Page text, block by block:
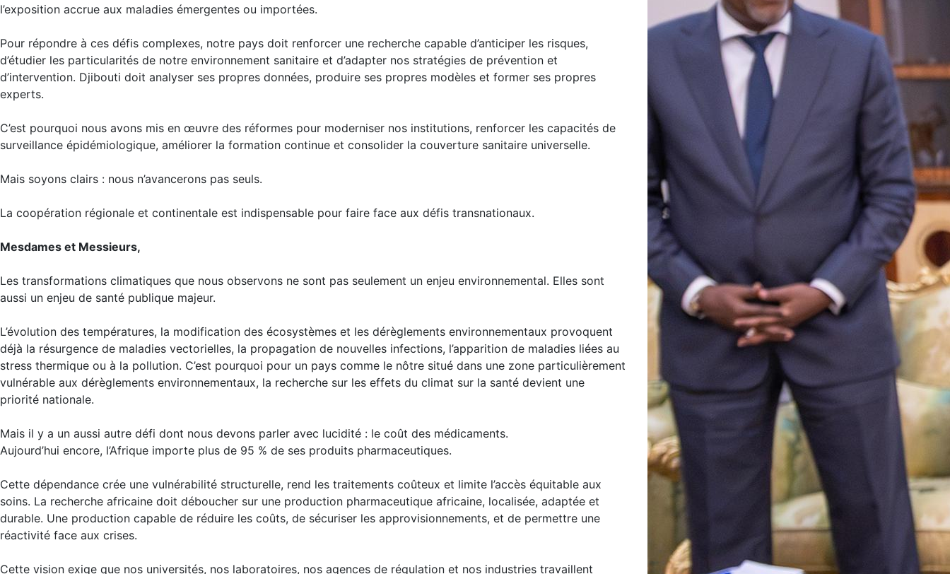
l’exposition accrue aux maladies émergentes ou importées.
Pour répondre à ces défis complexes, notre pays doit renforcer une recherche capable d’anticiper les risques,
d’étudier les particularités de notre environnement sanitaire et d’adapter nos stratégies de prévention et
d’intervention. Djibouti doit analyser ses propres données, produire ses propres modèles et former ses propres
experts.
C’est pourquoi nous avons mis en œuvre des réformes pour moderniser nos institutions, renforcer les capacités de
surveillance épidémiologique, améliorer la formation continue et consolider la couverture sanitaire universelle.
Mais soyons clairs : nous n’avancerons pas seuls.
La coopération régionale et continentale est indispensable pour faire face aux défis transnationaux.
Mesdames et Messieurs,
Les transformations climatiques que nous observons ne sont pas seulement un enjeu environnemental. Elles sont
aussi un enjeu de santé publique majeur.
L’évolution des températures, la modification des écosystèmes et les dérèglements environnementaux provoquent
déjà la résurgence de maladies vectorielles, la propagation de nouvelles infections, l’apparition de maladies liées au
stress thermique ou à la pollution. C’est pourquoi pour un pays comme le nôtre situé dans une zone particulièrement
vulnérable aux dérèglements environnementaux, la recherche sur les effets du climat sur la santé devient une
priorité nationale.
Mais il y a un aussi autre défi dont nous devons parler avec lucidité : le coût des médicaments.
Aujourd’hui encore, l’Afrique importe plus de 95 % de ses produits pharmaceutiques.
Cette dépendance crée une vulnérabilité structurelle, rend les traitements coûteux et limite l’accès équitable aux
soins. La recherche africaine doit déboucher sur une production pharmaceutique africaine, localisée, adaptée et
durable. Une production capable de réduire les coûts, de sécuriser les approvisionnements, et de permettre une
réactivité face aux crises.
Cette vision exige que nos universités, nos laboratoires, nos agences de régulation et nos industries travaillent